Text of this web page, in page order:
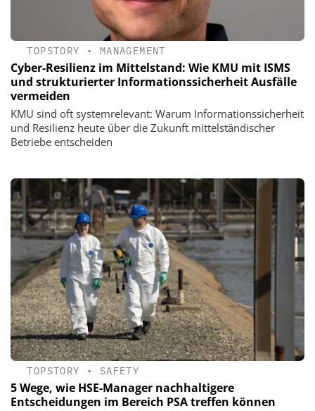
TOPSTORY • MANAGEMENT
Cyber-Resilienz im Mittelstand: Wie KMU mit ISMS
und strukturierter Informationssicherheit Ausfälle
vermeiden
KMU sind oft systemrelevant: Warum Informationssicherheit
und Resilienz heute über die Zukunft mittelständischer
Betriebe entscheiden
TOPSTORY • SAFETY
5 Wege, wie HSE-Manager nachhaltigere
Entscheidungen im Bereich PSA treffen können